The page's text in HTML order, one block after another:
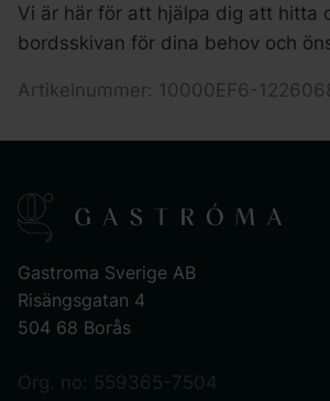
Vi är här för att hjälpa dig att hitta
bordsskivan för dina behov och
Artikelnummer: 10000EF6-
Gastroma Sverige AB
Risängsgatan 4
504 68 Borås
Org. no: 559365-7504